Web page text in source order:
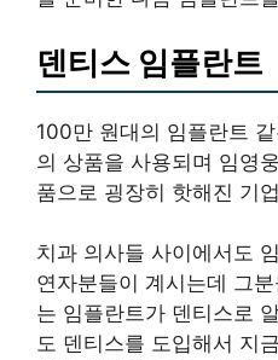
덴티스 임플란트
100만 원대의 임플란트
의 상품을 사용되며 임영
품으로 굉장히 핫해진 기
치과 의사들 사이에서도
연자분들이 계시는데 그
는 임플란트가 덴티스로
도 덴티스를 도입해서 지